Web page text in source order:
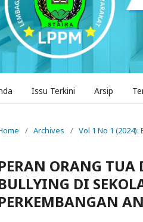
Issu Terkini Arsip
/ Archives / Vol 1 No 1
ORANG
DI